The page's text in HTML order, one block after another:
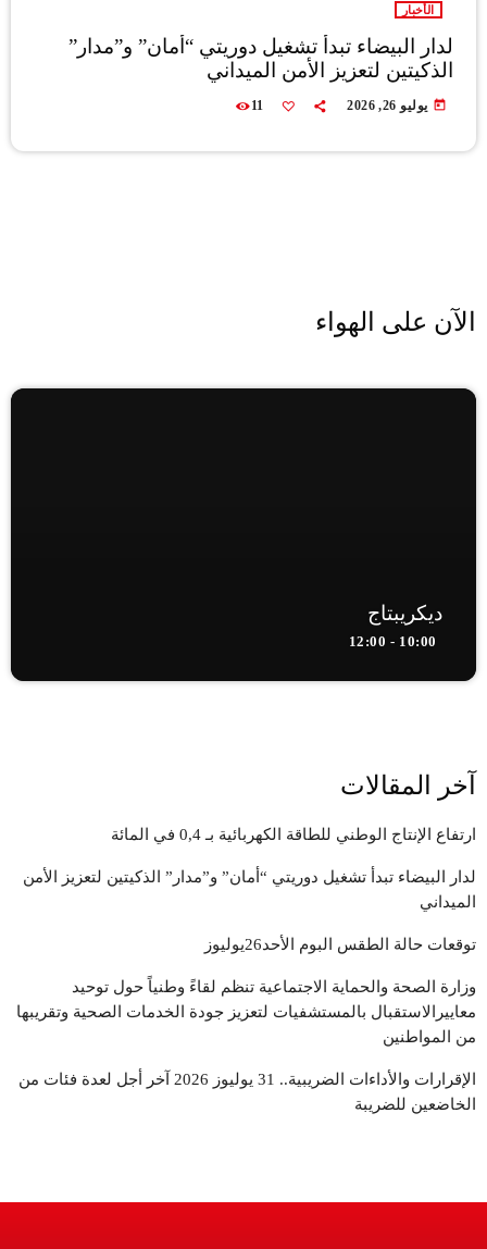
الأخبار
لدار البيضاء تبدأ تشغيل دوريتي “أمان” و”مدار”
الذكيتين لتعزيز الأمن الميداني
today يوليو 26, 2026 11
الآن على الهواء
ديكريبتاج
10:00 - 12:00
آخر المقالات
ارتفاع الإنتاج الوطني للطاقة الكهربائية بـ 0,4 في المائة
لدار البيضاء تبدأ تشغيل دوريتي “أمان” و”مدار” الذكيتين لتعزيز الأمن
الميداني
توقعات حالة الطقس البوم الأحد26يوليوز
وزارة الصحة والحماية الاجتماعية تنظم لقاءً وطنياً حول توحيد
معاييرالاستقبال بالمستشفيات لتعزيز جودة الخدمات الصحية وتقريبها
من المواطنين
الإقرارات والأداءات الضريبية.. 31 يوليوز 2026 آخر أجل لعدة فئات من
الخاضعين للضريبة